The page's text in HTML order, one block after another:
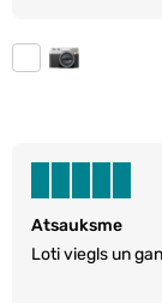
Atsauksme
Loti viegls un